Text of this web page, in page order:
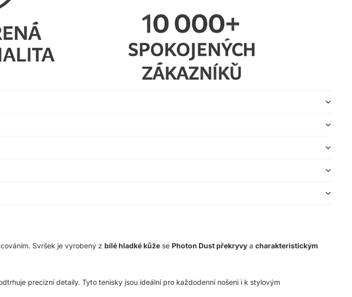
Svršek je vyrobený z bílé hladké kůže se Photon Dust překryvy a charakteristickým
precizní detaily. Tyto tenisky jsou ideální pro každodenní nošení i k stylovým